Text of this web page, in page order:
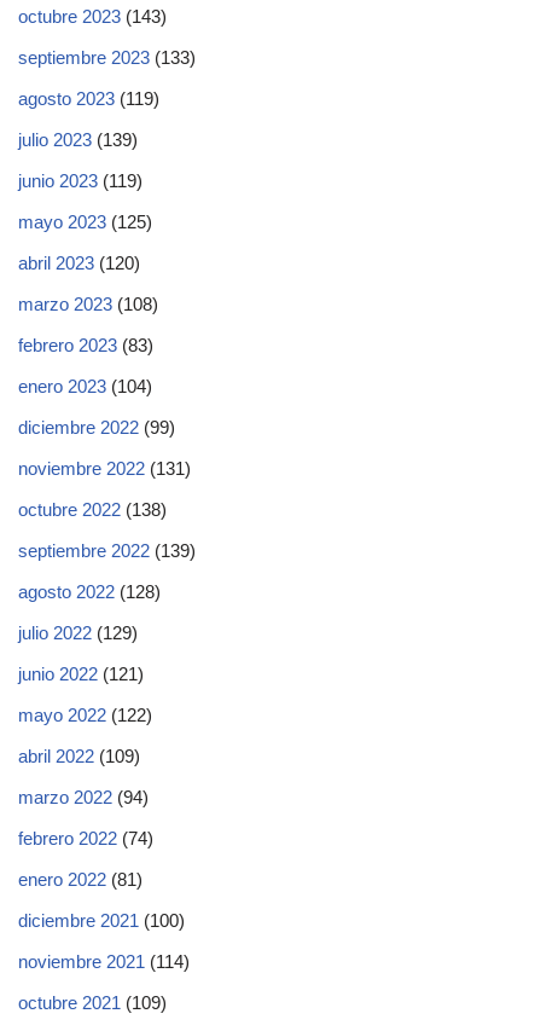
octubre 2023 (143)
septiembre 2023 (133)
agosto 2023 (119)
julio 2023 (139)
junio 2023 (119)
mayo 2023 (125)
abril 2023 (120)
marzo 2023 (108)
febrero 2023 (83)
enero 2023 (104)
diciembre 2022 (99)
noviembre 2022 (131)
octubre 2022 (138)
septiembre 2022 (139)
agosto 2022 (128)
julio 2022 (129)
junio 2022 (121)
mayo 2022 (122)
abril 2022 (109)
marzo 2022 (94)
febrero 2022 (74)
enero 2022 (81)
diciembre 2021 (100)
noviembre 2021 (114)
octubre 2021 (109)